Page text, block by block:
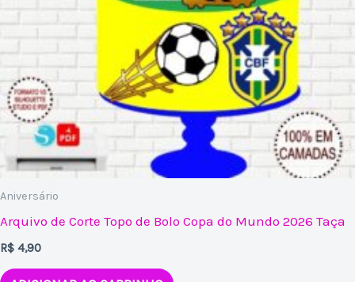
Aniversário
Arquivo de Corte Topo de Bolo Copa do Mundo 2026 Taça
R$ 4,90